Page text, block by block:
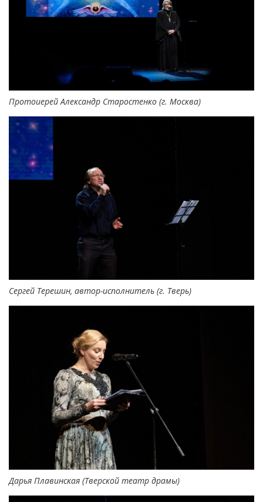
Протоиерей Александр Старостенко (г. Москва)
Сергей Терешин, автор-исполнитель (г. Тверь)
Дарья Плавинская (Тверской театр драмы)